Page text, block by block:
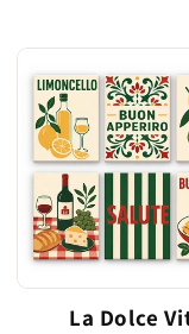
La Dolce